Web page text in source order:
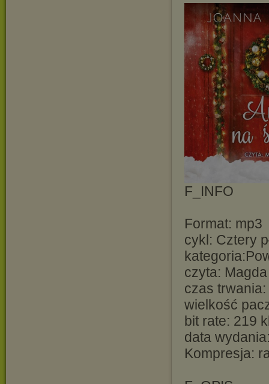
F_INFO
Format: mp3
cykl: Cztery
czyta:
czas
wielkość
bit rate: 219
data
Kompresja: